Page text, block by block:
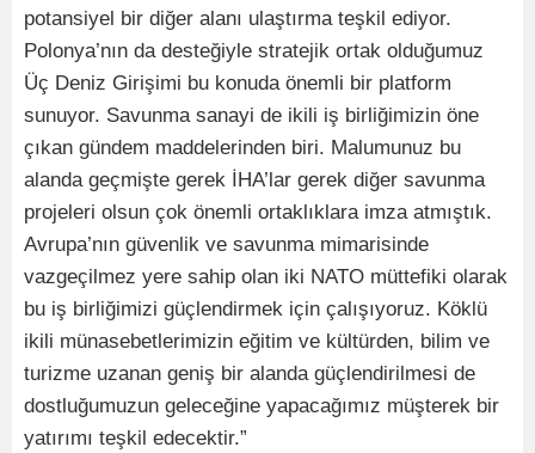
potansiyel bir diğer alanı ulaştırma teşkil ediyor.
Polonya’nın da desteğiyle stratejik ortak olduğumuz
Üç Deniz Girişimi bu konuda önemli bir platform
sunuyor. Savunma sanayi de ikili iş birliğimizin öne
çıkan gündem maddelerinden biri. Malumunuz bu
alanda geçmişte gerek İHA’lar gerek diğer savunma
projeleri olsun çok önemli ortaklıklara imza atmıştık.
Avrupa’nın güvenlik ve savunma mimarisinde
vazgeçilmez yere sahip olan iki NATO müttefiki olarak
bu iş birliğimizi güçlendirmek için çalışıyoruz. Köklü
ikili münasebetlerimizin eğitim ve kültürden, bilim ve
turizme uzanan geniş bir alanda güçlendirilmesi de
dostluğumuzun geleceğine yapacağımız müşterek bir
yatırımı teşkil edecektir.”